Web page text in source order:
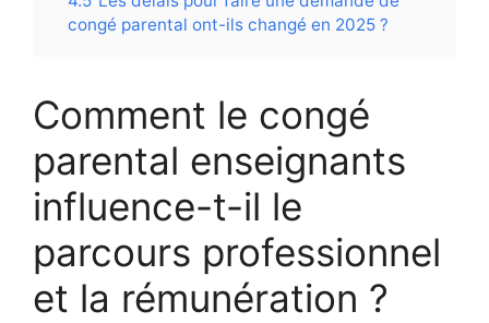
congé parental ont-ils changé en 2025 ?
Comment le congé
parental enseignants
influence-t-il le
parcours professionnel
et la rémunération ?